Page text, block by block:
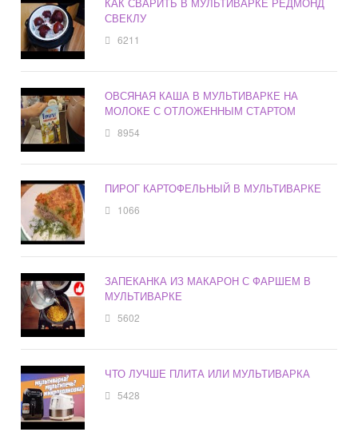
СВЕКЛУ
6211
ОВСЯНАЯ КАША В МУЛЬТИВАРКЕ НА
МОЛОКЕ С ОТЛОЖЕННЫМ СТАРТОМ
8954
ПИРОГ КАРТОФЕЛЬНЫЙ В МУЛЬТИВАРКЕ
1066
ЗАПЕКАНКА ИЗ МАКАРОН С ФАРШЕМ В
МУЛЬТИВАРКЕ
5602
ЧТО ЛУЧШЕ ПЛИТА ИЛИ МУЛЬТИВАРКА
5428